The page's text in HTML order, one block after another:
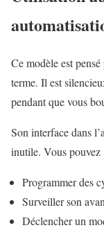
Ce modèle est
terme. Il est
pendant que vous
Son interface dans
inutile. Vous pouvez
Programmer des
Surveiller son
Déclencher un